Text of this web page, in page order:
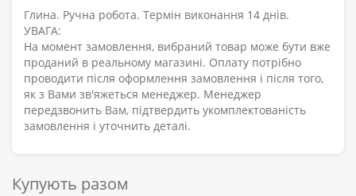
Глина. Ручна робота. Термін виконання 14 днів.
УВАГА:
На момент замовлення, вибраний товар може бути вже
проданий в реальному магазині. Оплату потрібно
проводити після оформлення замовлення і після того,
як з Вами зв'яжеться менеджер. Менеджер
передзвонить Вам, підтвердить укомплектованість
замовлення і уточнить деталі.
Купують разом